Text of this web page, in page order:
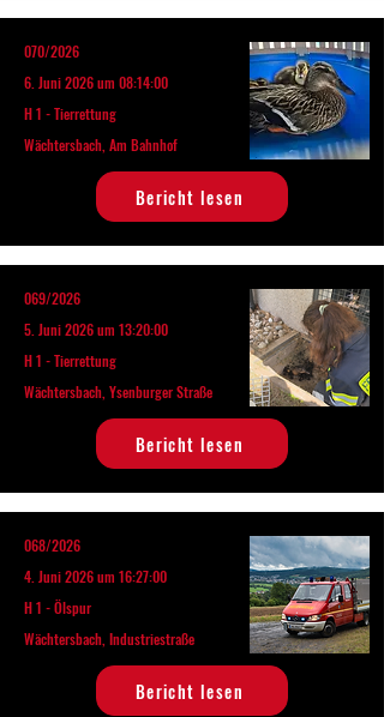
070/2026
6. Juni 2026 um 08:14:00
H 1 - Tierrettung
Wächtersbach, Am Bahnhof
Bericht lesen
069/2026
5. Juni 2026 um 13:20:00
H 1 - Tierrettung
Wächtersbach, Ysenburger Straße
Bericht lesen
068/2026
4. Juni 2026 um 16:27:00
H 1 - Ölspur
Wächtersbach, Industriestraße
Bericht lesen